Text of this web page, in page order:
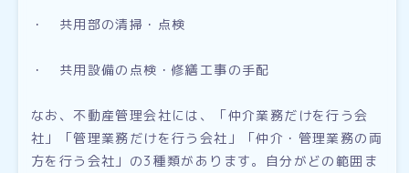
・ 共用部の清掃・点検
・ 共用設備の点検・修繕工事の手配
なお、不動産管理会社には、「仲介業務だけを行う会
社」「管理業務だけを行う会社」「仲介・管理業務の両
方を行う会社」の3種類があります。自分がどの範囲ま